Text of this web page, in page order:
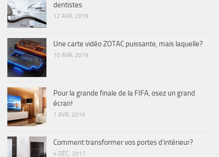
dentistes
12 AVR, 2019
Une carte vidéo ZOTAC puissante, mais laquelle?
10 AVR, 2019
Pour la grande finale de la FIFA, osez un grand
écran!
1 AVR, 2019
Comment transformer vos portes d’intérieur?
4 DÉC, 2017